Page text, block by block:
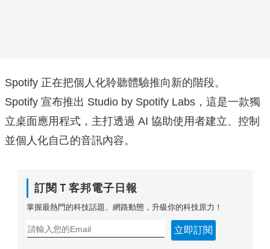
Spotify 正在把個人化聆聽體驗推向新的階段。
Spotify 宣布推出 Studio by Spotify Labs，這是一款獨
立桌面應用程式，主打透過 AI 協助使用者建立、控制
並個人化自己的音訊內容。
訂閱Ｔ客邦電子日報
掌握最熱門的科技話題、網路動態，升級你的科技原力！
立即訂閱